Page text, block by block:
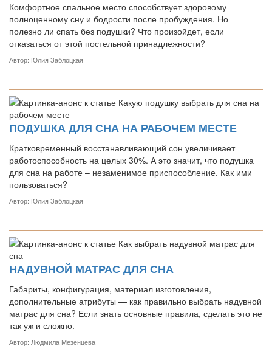
Комфортное спальное место способствует здоровому
полноценному сну и бодрости после пробуждения. Но
полезно ли спать без подушки? Что произойдет, если
отказаться от этой постельной принадлежности?
Автор: Юлия Заблоцкая
ПОДУШКА ДЛЯ СНА НА РАБОЧЕМ МЕСТЕ
Кратковременный восстанавливающий сон увеличивает
работоспособность на целых 30%. А это значит, что подушка
для сна на работе – незаменимое приспособление. Как ими
пользоваться?
Автор: Юлия Заблоцкая
НАДУВНОЙ МАТРАС ДЛЯ СНА
Габариты, конфигурация, материал изготовления,
дополнительные атрибуты — как правильно выбрать надувной
матрас для сна? Если знать основные правила, сделать это не
так уж и сложно.
Автор: Людмила Мезенцева